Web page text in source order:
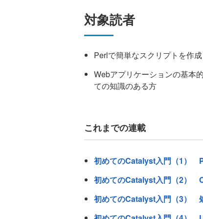
対象読者
Perlで簡単なスクリプトを作
Webアプリケーションの基本
ての知識のある方
これまでの連載
初めてのCatalyst入門（1）
初めてのCatalyst入門（2）
初めてのCatalyst入門（3）